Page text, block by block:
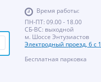
Время работы:
ПН-ПТ: 09.00 - 18.00
СБ-ВС: выходной
м. Шоссе Энтузиастов
Электродный проезд, 6 с 1
Бесплатная парковка